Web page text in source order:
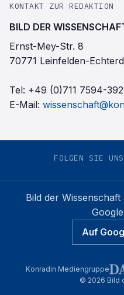
KONTAKT ZUR REDAKTION
BILD DER
Ernst-Mey-Str. 8
70771 Leinfelden-
Tel: +49 (0)711 7594-392
E-Mail:
FOLGEN SIE UNS
Bild der Wissenschaft
Auf
Konradin Mediengruppe
© 2026 Bild